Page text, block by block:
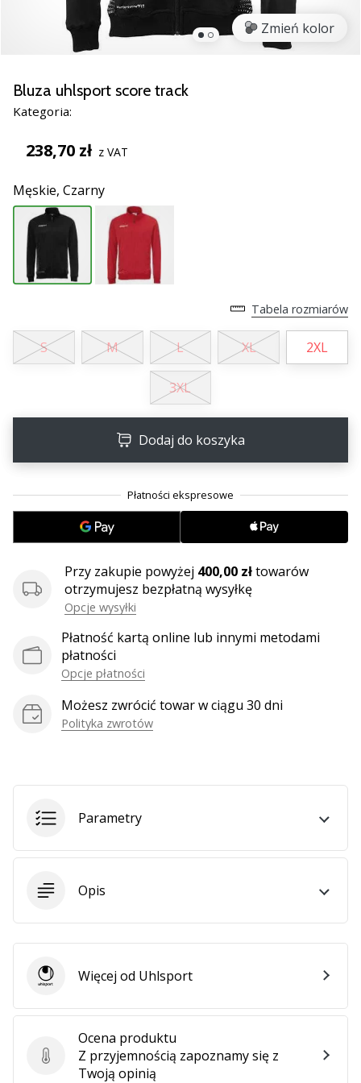
ręcznej
Accelerate
SQD
Odkryj
innowacje
techniczne
przekonaj
się,
25. 11. 2024
ambasadorem
Weplayhandball
Czy
jesteś
maniakiem
piłki
tak
jak
do
ambasador
Weplayhandball
wszystkie
artykuły
Zmień kolor
Bluza uhlsport score track
Kategoria:
238,70 zł z VAT
Męskie, Czarny
Tabela rozmiarów
S M L XL 2XL
3XL
Dodaj do koszyka
Przy zakupie powyżej 400,00 złtowarów
otrzymujesz bezpłatną wysyłkę
Opcje wysyłki
Płatność kartą online lub innymi metodami
płatności
Opcje płatności
Możesz zwrócić towar w ciągu 30 dni
Polityka zwrotów
Parametry
Opis
Ocena produktu
Ocena produktu
Z przyjemnością zapoznamy się z
Twoją opinią
UhlsportWięcej od Uhlsport